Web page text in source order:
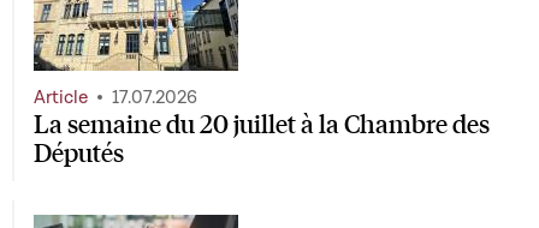
La semaine du 20 juillet à la Chambre des
Députés
Article 17.07.2026